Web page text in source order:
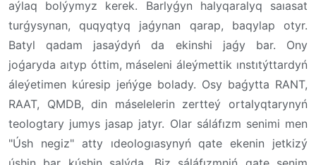
aýlaq bolýymyz kerek. Barlyǵyn halyqaralyq saıasat
turǵysynan, quqyqtyq jaǵynan qarap, baqylap otyr.
Batyl qadam jasaýdyń da ekinshi jaǵy bar. Ony
joǵaryda aıtyp óttim, máseleni áleýmettik ınstıtýttardyń
áleýetimen kúresip jeńýge bolady. Osy baǵytta RANT,
RAAT, QMDB, din máselelerin zertteý ortalyqtarynyń
teologtary jumys jasap jatyr. Olar sáláfızm senimi men
"Úsh negiz" atty ıdeologıasynyń qate ekenin jetkizý